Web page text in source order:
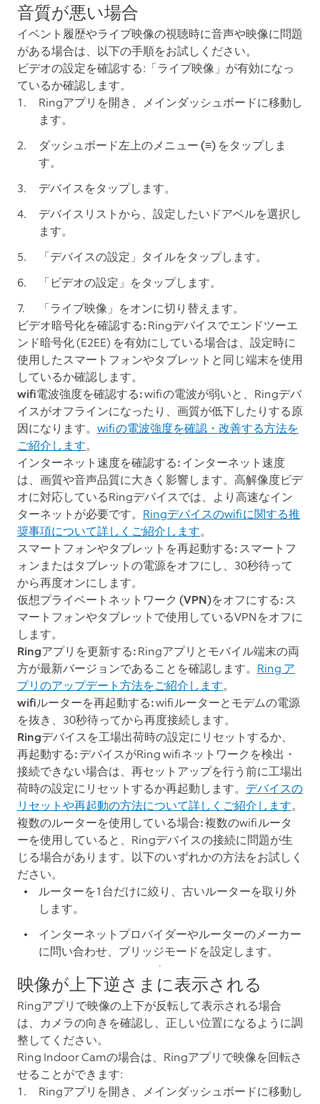
音質が悪い場合
イベント履歴やライブ映像の視聴時に音声や映像に問題
がある場合は、以下の手順をお試しください。
ビデオの設定を確認する:「ライブ映像」が有効になっ
ているか確認します。
Ringアプリを開き、メインダッシュボードに移動し
ます。
ダッシュボード左上のメニュー (≡) をタップしま
す。
デバイスをタップします。
デバイスリストから、設定したいドアベルを選択し
ます。
「デバイスの設定 」タイルをタップします。
「ビデオの設定 」をタップします。
「ライブ映像 」をオンに切り替えます。
ビデオ暗号化を確認する:Ringデバイスでエンドツーエ
ンド暗号化 (E2EE) を有効にしている場合は、設定時に
使用したスマートフォンやタブレットと同じ端末を使用
しているか確認します。
wifi電波強度を確認する:wifiの電波が弱いと、Ringデバ
イスがオフラインになったり、画質が低下したりする原
因になります。 wifiの電波強度を確認・改善する方法を
ご紹介します。
インターネット速度を確認する:インターネット速度
は、画質や音声品質に大きく影響します。高解像度ビデ
オに対応しているRingデバイスでは、より高速なイン
ターネットが必要です。 Ringデバイスのwifiに関する推
奨事項について詳しくご紹介します。
スマートフォンやタブレットを再起動する:スマートフ
ォンまたはタブレットの電源をオフにし、30秒待って
から再度オンにします。
仮想プライベートネットワーク (VPN)をオフにする:ス
マートフォンやタブレットで使用しているVPNをオフに
します。
Ringアプリを更新する:Ringアプリとモバイル端末の両
方が最新バージョンであることを確認します。 Ring ア
プリのアップデート方法をご紹介します。
wifiルーターを再起動する:wifiルーターとモデムの電源
を抜き、30秒待ってから再度接続します。
Ringデバイスを工場出荷時の設定にリセットするか、
再起動する:デバイスがRing wifiネットワークを検出・
接続できない場合は、再セットアップを行う前に工場出
荷時の設定にリセットするか再起動します。 デバイスの
リセットや再起動の方法について詳しくご紹介します。
複数のルーターを使用している場合:複数のwifiルータ
ーを使用していると、Ringデバイスの接続に問題が生
じる場合があります。以下のいずれかの方法をお試しく
ださい。
ルーターを1台だけに絞り、古いルーターを取り外
します。
インターネットプロバイダーやルーターのメーカー
に問い合わせ、ブリッジモードを設定します。
映像が上下逆さまに表示される
Ringアプリで映像の上下が反転して表示される場合
は、カメラの向きを確認し、正しい位置になるように調
整してください。
Ring Indoor Camの場合は、Ringアプリで映像を回転さ
せることができます:
Ringアプリを開き、メインダッシュボードに移動し